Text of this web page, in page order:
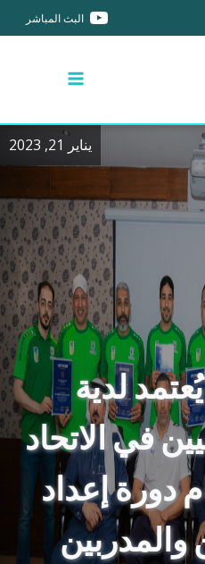
البث المباشر
يناير 21, 2023
لدية
في الاتحاد
دورة إعداد